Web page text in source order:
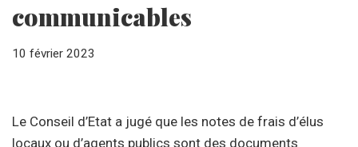
communicables
10 février 2023
Le Conseil d’Etat a jugé que les notes de frais d’élus
locaux ou d’agents publics sont des documents